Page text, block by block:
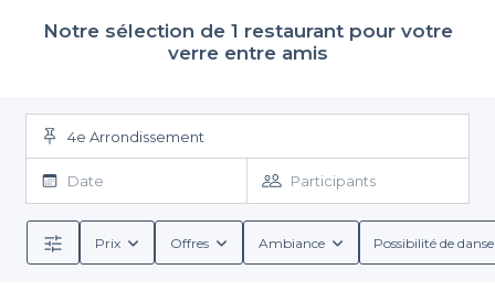
Notre sélection de 1 restaurant pour votre
verre entre amis
4e Arrondissement
Date Participants
Prix Offres Ambiance Possibilité de